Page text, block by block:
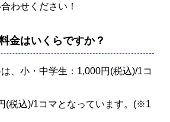
わせください！
金はいくらですか？
、小・中学生：1,000円(税込)/1コ
(税込)/1コマとなっています。(※1